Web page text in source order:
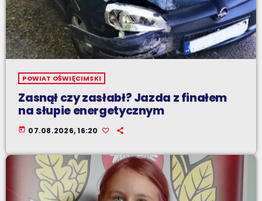
POWIAT OŚWIĘCIMSKI
Zasnął czy zasłabł? Jazda z finałem
na słupie energetycznym
today 07.08.2026, 16:20